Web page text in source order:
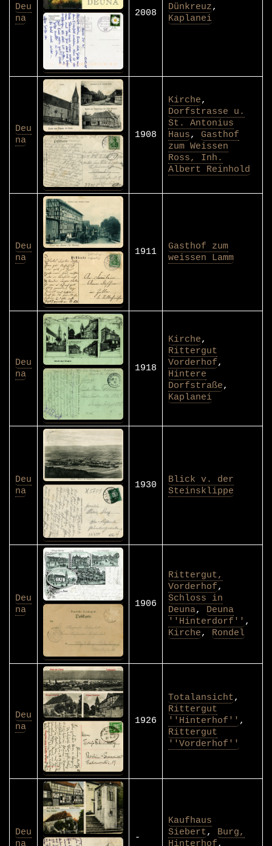
Deu
na
2008
Dünkreuz,
Kaplanei
Deu
na
1908
Kirche,
Dorfstrasse u.
St. Antonius
Haus, Gasthof
zum Weissen
Ross, Inh.
Albert Reinhold
Deu
na
1911
Gasthof zum
weissen Lamm
Deu
na
1918
Kirche,
Rittergut
Vorderhof,
Hintere
Dorfstraße,
Kaplanei
Deu
na
1930
Blick v. der
Steinsklippe
Deu
na
1906
Rittergut,
Vorderhof,
Schloss in
Deuna, Deuna
''Hinterdorf'' ,
Kirche, Rondel
Deu
na
1926
Totalansicht,
Rittergut
''Hinterhof'' ,
Rittergut
''Vorderhof''
Deu
na
-
Kaufhaus
Siebert, Burg,
Hinterhof,